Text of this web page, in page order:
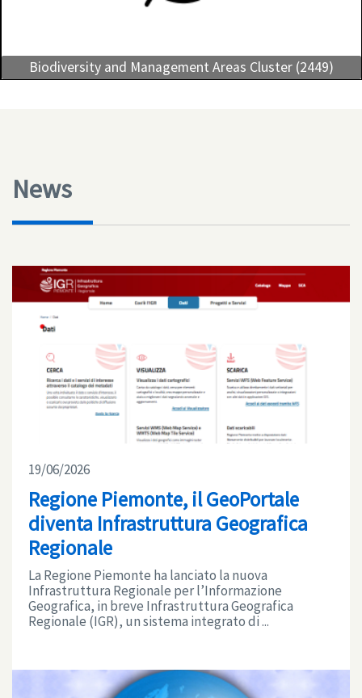
Biodiversity and Management Areas Cluster (2449)
News
19/06/2026
Regione Piemonte, il GeoPortale
diventa Infrastruttura Geografica
Regionale
La Regione Piemonte ha lanciato la nuova
Infrastruttura Regionale per l’Informazione
Geografica, in breve Infrastruttura Geografica
Regionale (IGR), un sistema integrato di ...